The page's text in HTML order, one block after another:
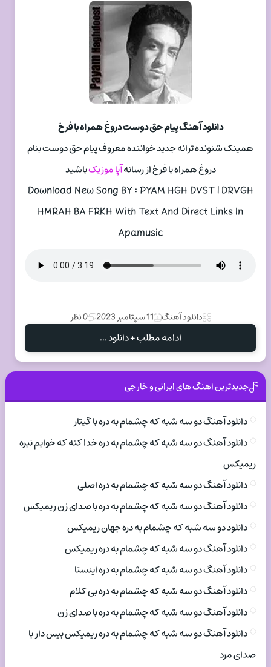
دانلود آهنگ پیام حق دوست دروغ همراه با فرخ
همینک شنونده ترانه جدید خواننده معروف پیام حق دوست بنام
دروغ همراه با فرخ از رسانهآپا موزیکباشید
Download New Song BY : PYAM HGH DVST | DRVGH
HMRAH BA FRKH With Text And Direct Links In
Apamusic
دانلود آهنگ 11 سپتامبر 2023 0 نظر
ادامه مطلب + دانلود ...
جدیدترین اهنگ های ایرانی و خارجی
دانلود آهنگ دو سه شبه که چشمام به دره با گیتار
دانلود آهنگ دو سه شبه که چشمام به دره خدا کنه که خوابم نبره
ریمیکس
دانلود آهنگ دو سه شبه که چشمام به دره اصلی
دانلود آهنگ دو سه شبه که چشمام به دره با صدای زن ریمیکس
دانلود دو سه شبه که چشمام به دره جهان ریمیکس
دانلود آهنگ دو سه شبه که چشمام به دره ریمیکس
دانلود آهنگ دو سه شبه که چشمام به دره اینستا
دانلود آهنگ دو سه شبه که چشمام به دره بی کلام
دانلود آهنگ دو سه شبه که چشمام به دره با صدای زن
دانلود آهنگ دو سه شبه که چشمام به دره ریمیکس بیس دار با
صدای مرد